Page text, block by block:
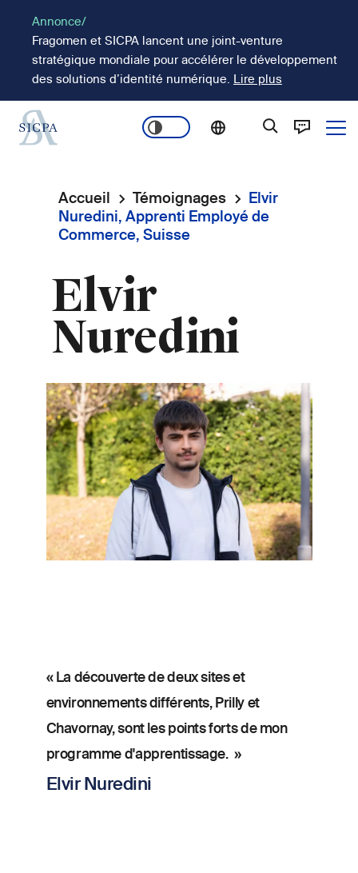
contenu
principal
Annonce/
Fragomen et SICPA lancent une joint-venture
stratégique mondiale pour accélérer le développement
des solutions d’identité numérique. Lire plus
Main
navigation
Fil
d'Ariane
Accueil Témoignages
Elvir
Nuredini, Apprenti Employé de
Commerce, Suisse
Elvir
Nuredini
Image
« La découverte de deux sites et
environnements différents, Prilly et
Chavornay, sont les points forts de mon
programme d'apprentissage. »
Elvir Nuredini